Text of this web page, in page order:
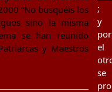
“No busquéis los
sino la misma
se han reunido
y Maestros
;
y
por
el
se